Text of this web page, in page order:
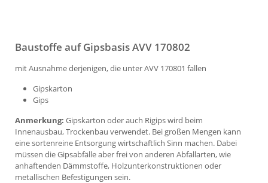
Baustoffe auf Gipsbasis AVV 170802
mit Ausnahme derjenigen, die unter AVV 170801 fallen
Gipskarton
Gips
Anmerkung: Gipskarton oder auch Rigips wird beim
Innenausbau, Trockenbau verwendet. Bei großen Mengen kann
eine sortenreine Entsorgung wirtschaftlich Sinn machen. Dabei
müssen die Gipsabfälle aber frei von anderen Abfallarten, wie
anhaftenden Dämmstoffe, Holzunterkonstruktionen oder
metallischen Befestigungen sein.